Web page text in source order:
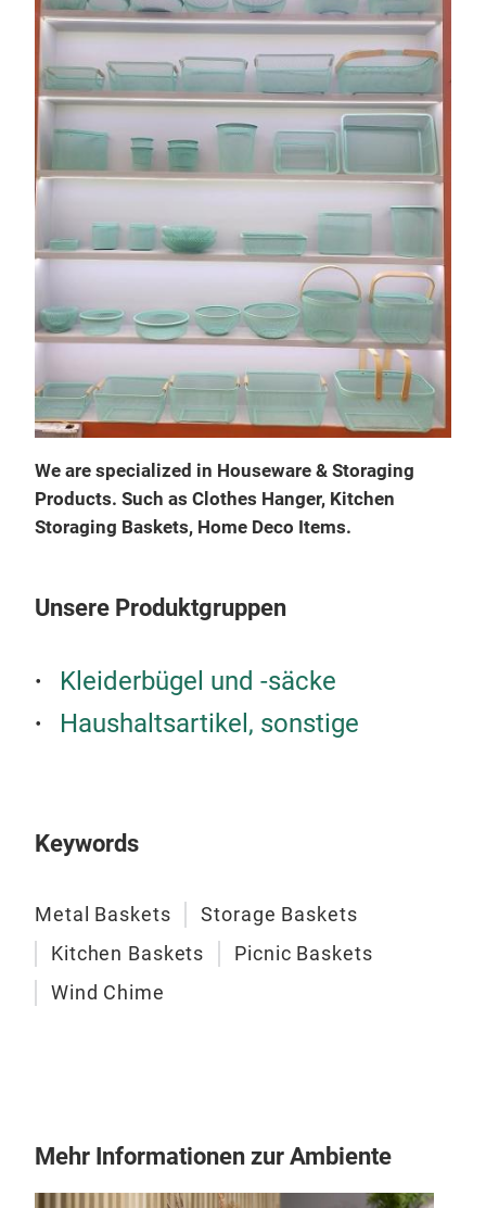
We are specialized in Houseware & Storaging
Products. Such as Clothes Hanger, Kitchen
Storaging Baskets, Home Deco Items.
Unsere Produktgruppen
Kleiderbügel und -säcke
Haushaltsartikel, sonstige
Keywords
Metal Baskets
Storage Baskets
Kitchen Baskets
Picnic Baskets
Wind Chime
Mehr Informationen zur Ambiente